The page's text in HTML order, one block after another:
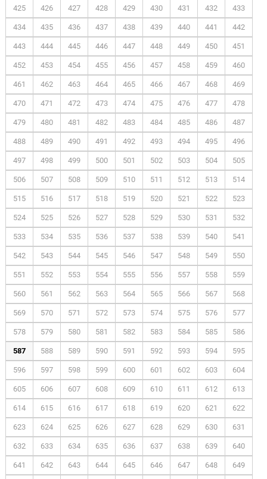
425 426 427 428 429 430 431 432 433
434 435 436 437 438 439 440 441 442
443 444 445 446 447 448 449 450 451
452 453 454 455 456 457 458 459 460
461 462 463 464 465 466 467 468 469
470 471 472 473 474 475 476 477 478
479 480 481 482 483 484 485 486 487
488 489 490 491 492 493 494 495 496
497 498 499 500 501 502 503 504 505
506 507 508 509 510 511 512 513 514
515 516 517 518 519 520 521 522 523
524 525 526 527 528 529 530 531 532
533 534 535 536 537 538 539 540 541
542 543 544 545 546 547 548 549 550
551 552 553 554 555 556 557 558 559
560 561 562 563 564 565 566 567 568
569 570 571 572 573 574 575 576 577
578 579 580 581 582 583 584 585 586
587 588 589 590 591 592 593 594 595
596 597 598 599 600 601 602 603 604
605 606 607 608 609 610 611 612 613
614 615 616 617 618 619 620 621 622
623 624 625 626 627 628 629 630 631
632 633 634 635 636 637 638 639 640
641 642 643 644 645 646 647 648 649